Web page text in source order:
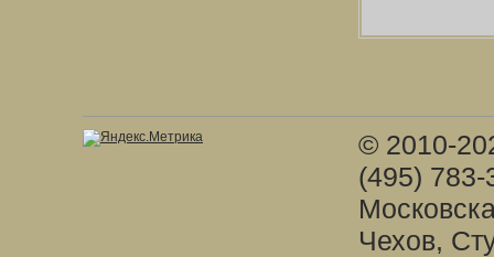
© 2010-
(495)
Чехов,